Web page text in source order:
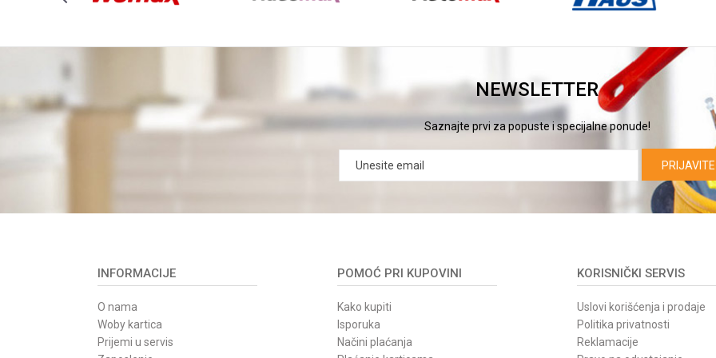
NEWSLETTER
Saznajte prvi za popuste i specijalne ponude!
INFORMACIJE
O nama
Woby kartica
Prijemi u servis
POMOĆ PRI KUPOVINI
Kako kupiti
Isporuka
Načini plaćanja
KORISNIČKI SERVIS
Uslovi korišćenja i prodaje
Politika privatnosti
Reklamacije